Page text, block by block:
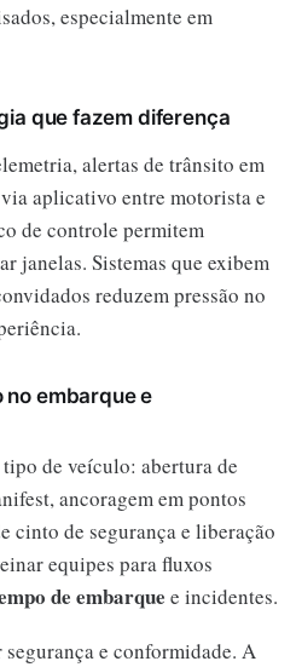
especialmente em
que fazem diferença
alertas de trânsito em
aplicativo entre motorista e
de controle permitem
janelas. Sistemas que exibem
reduzem pressão no
embarque e
de veículo: abertura de
ancoragem em pontos
cinto de segurança e liberação
equipes para fluxos
de embarque e incidentes.
e conformidade. A